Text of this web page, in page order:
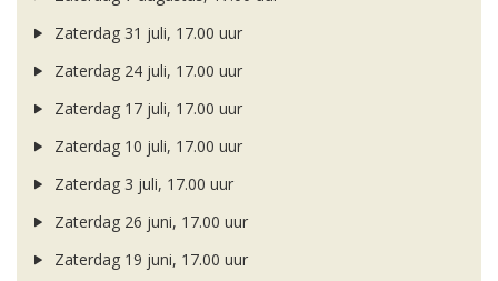
Zaterdag 31 juli, 17.00 uur
Zaterdag 24 juli, 17.00 uur
Zaterdag 17 juli, 17.00 uur
Zaterdag 10 juli, 17.00 uur
Zaterdag 3 juli, 17.00 uur
Zaterdag 26 juni, 17.00 uur
Zaterdag 19 juni, 17.00 uur